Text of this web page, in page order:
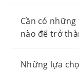
Cần có
nào để trở
Những lựa